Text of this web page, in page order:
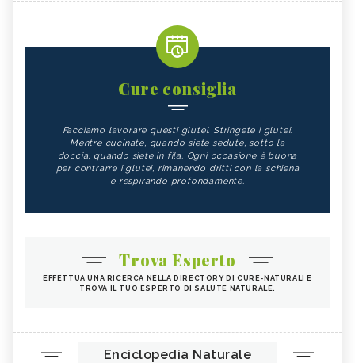
Cure consiglia
Facciamo lavorare questi glutei. Stringete i glutei.
Mentre cucinate, quando siete sedute, sotto la
doccia, quando siete in fila. Ogni occasione è buona
per contrarre i glutei, rimanendo dritti con la schiena
e respirando profondamente.
Trova Esperto
EFFETTUA UNA RICERCA NELLA DIRECTORY DI CURE-NATURALI E
TROVA IL TUO ESPERTO DI SALUTE NATURALE.
Enciclopedia Naturale